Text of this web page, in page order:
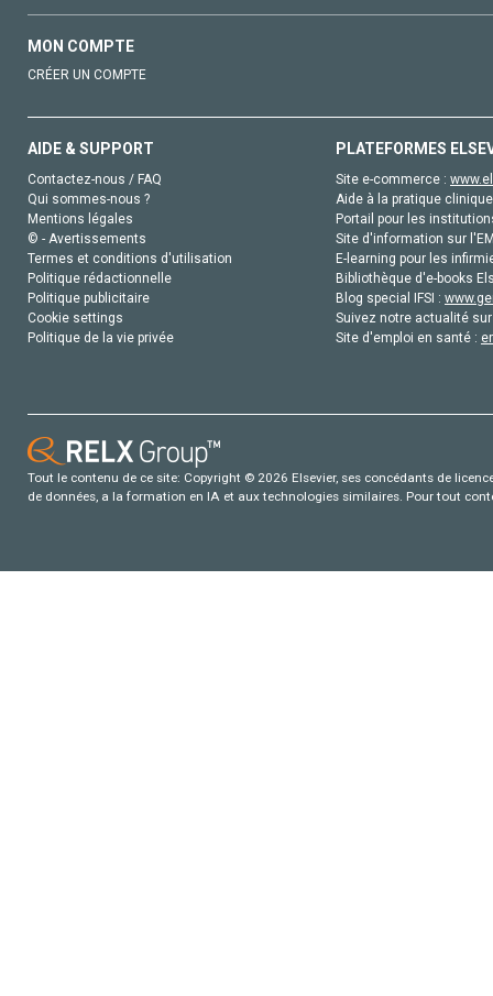
MON COMPTE
CRÉER UN COMPTE
AIDE & SUPPORT
Contactez-nous / FAQ
Qui sommes-nous ?
Mentions légales
© - Avertissements
Termes et conditions d'utilisation
Politique rédactionnelle
Politique publicitaire
Cookie settings
Politique de la vie privée
PLATEFORMES
Site e-commerce :
Aide à la pratique
Portail pour les
Site d'information sur
E-learning pour les
Bibliothèque d'e-books
Blog special IFSI :
Suivez notre actualité
Site d'emploi en santé :
Tout le contenu de ce site: Copyright © 2026 Elsevier, ses concédants de
de données, a la formation en IA et aux technologies similaires. Pour tout